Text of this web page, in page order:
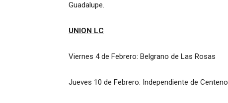
Guadalupe.
UNION LC
Viernes 4 de Febrero: Belgrano de Las Rosas
Jueves 10 de Febrero: Independiente de Centeno